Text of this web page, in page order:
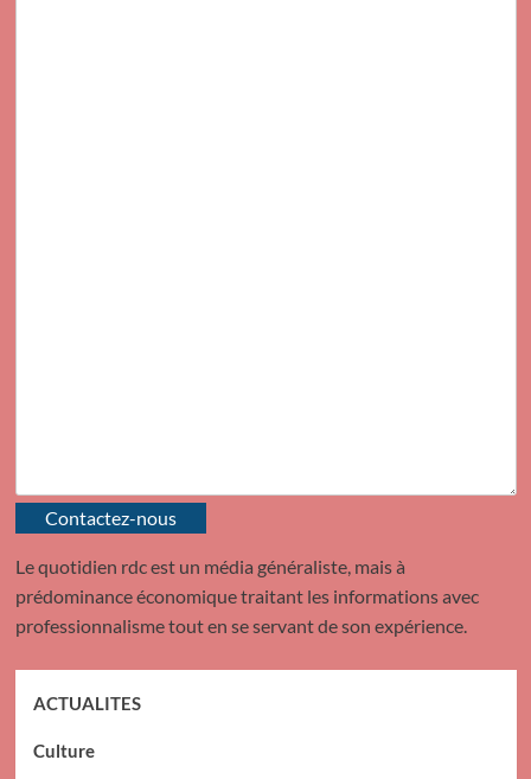
Contactez-nous
Le quotidien rdc est un média généraliste, mais à
prédominance économique traitant les informations avec
professionnalisme tout en se servant de son expérience.
ACTUALITES
Culture